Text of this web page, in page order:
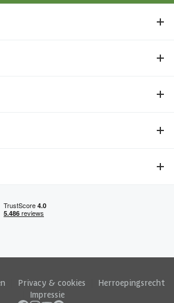
Privacy & cookies
Herroepingsrecht
Impressie